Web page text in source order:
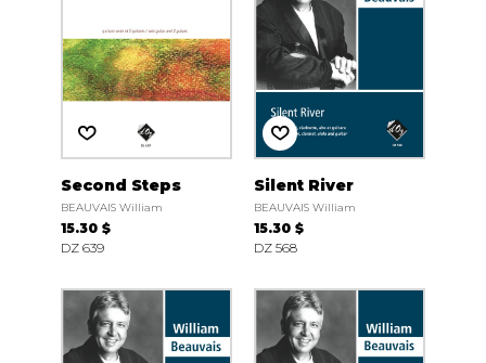
Second Steps
BEAUVAIS William
15.30 $
DZ 639
Silent River
BEAUVAIS William
15.30 $
DZ 568